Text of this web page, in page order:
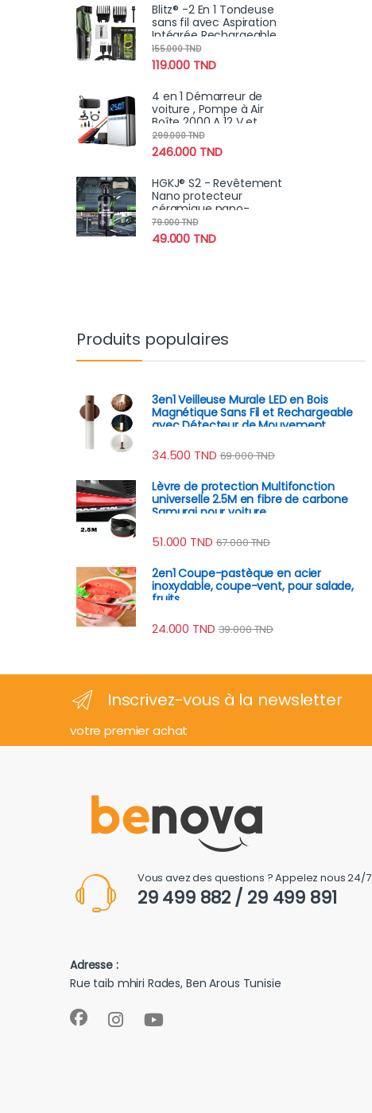
Blitz® -2 En 1 Tondeuse
sans fil avec Aspiration
Intégrée Rechargeable
et Étanche Pour Un
Rasage Propre et Précis
119.000 TND
155.000TND
4 en 1 Démarreur de
voiture , Pompe à Air
Boîte 2000 A 12 V et
chargeur portable LED
pour moteurs essence
et diesel
246.000 TND
299.000TND
HGKJ® S2 - Revêtement
Nano protecteur
céramique nano-
hydrophobe Vision claire
pour Pare-Brise anti-
pluie
49.000 TND
79.000TND
Produits populaires
3en1 Veilleuse Murale LED en Bois
Magnétique Sans Fil et Rechargeable
avec Détecteur de Mouvement
34.500 TND 69.000TND
Lèvre de protection Multifonction
universelle 2.5M en fibre de carbone
Samurai pour voiture
51.000 TND 67.000TND
2en1 Coupe-pastèque en acier
inoxydable, coupe-vent, pour salade,
fruits
24.000 TND 39.000TND
Inscrivez-vous à la newsletter
votre premier achat
Vous avez des questions ? Appelez nous 24/7
29 499 882 / 29 499 891
Adresse :
Rue taib mhiri Rades, Ben Arous Tunisie